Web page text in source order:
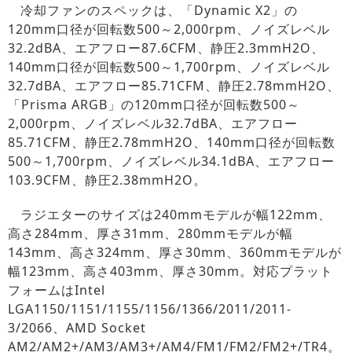
冷却ファンのスペックは、「Dynamic X2」の
120mm口径が回転数500～2,000rpm、ノイズレベル
32.2dBA、エアフロー87.6CFM、静圧2.3mmH2O、
140mm口径が回転数500～1,700rpm、ノイズレベル
32.7dBA、エアフロー85.71CFM、静圧2.78mmH2O、
「Prisma ARGB」の120mm口径が回転数500～
2,000rpm、ノイズレベル32.7dBA、エアフロー
85.71CFM、静圧2.78mmH2O、140mm口径が回転数
500～1,700rpm、ノイズレベル34.1dBA、エアフロー
103.9CFM、静圧2.38mmH2O。
ラジエターのサイズは240mmモデルが幅122mm、
高さ284mm、厚さ31mm、280mmモデルが幅
143mm、高さ324mm、厚さ30mm、360mmモデルが
幅123mm、高さ403mm、厚さ30mm。対応プラット
フォームはIntel
LGA1150/1151/1155/1156/1366/2011/2011-
3/2066、AMD Socket
AM2/AM2+/AM3/AM3+/AM4/FM1/FM2/FM2+/TR4。